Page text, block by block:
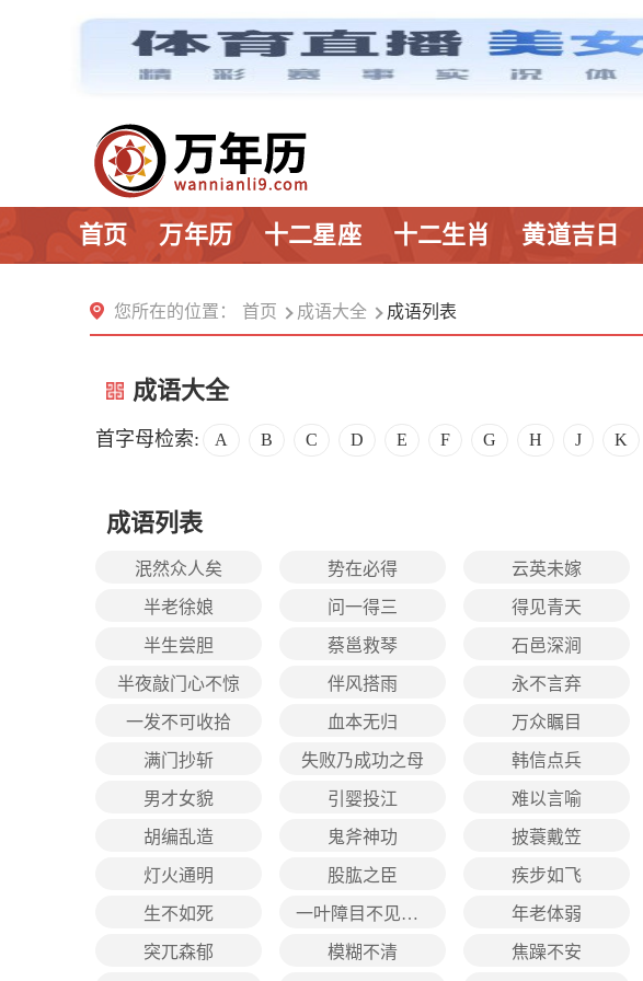
首页 万年历 十二星座 十二生肖 黄道吉日
您所在的位置： 首页 成语大全 成语列表
成语大全
首字母检索: A B C D E F G H J K
成语列表
泯然众人矣 势在必得 云英未嫁
半老徐娘 问一得三 得见青天
半生尝胆 蔡邕救琴 石邑深涧
半夜敲门心不惊 伴风搭雨 永不言弃
一发不可收拾 血本无归 万众瞩目
满门抄斩 失败乃成功之母 韩信点兵
男才女貌 引婴投江 难以言喻
胡编乱造 鬼斧神功 披蓑戴笠
灯火通明 股肱之臣 疾步如飞
生不如死 一叶障目不见泰山 年老体弱
突兀森郁 模糊不清 焦躁不安